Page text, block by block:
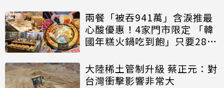
兩餐「被吞941萬」含淚推最
心酸優惠！4家門市限定 「韓
國年糕火鍋吃到飽」只要281
大陸稀土管制升級 蔡正元：對
台灣衝擊影響非常大